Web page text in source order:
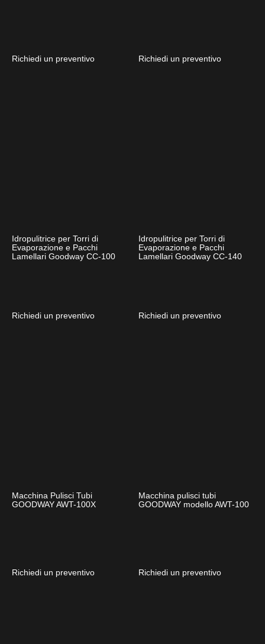
Richiedi un preventivo Richiedi un preventivo
Idropulitrice per Torri di
Evaporazione e Pacchi
Lamellari Goodway CC-100
Richiedi un preventivo
Idropulitrice per Torri di
Evaporazione e Pacchi
Lamellari Goodway CC-140
Richiedi un preventivo
Macchina Pulisci Tubi
GOODWAY AWT-100X
Richiedi un preventivo
Macchina pulisci tubi
GOODWAY modello AWT-100
Richiedi un preventivo